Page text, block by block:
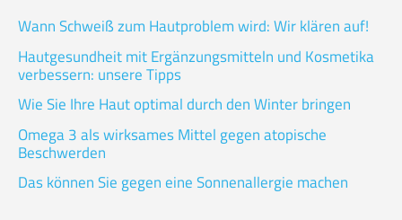
Wann Schweiß zum Hautproblem wird: Wir klären auf!
Hautgesundheit mit Ergänzungsmitteln und Kosmetika
verbessern: unsere Tipps
Wie Sie Ihre Haut optimal durch den Winter bringen
Omega 3 als wirksames Mittel gegen atopische
Beschwerden
Das können Sie gegen eine Sonnenallergie machen